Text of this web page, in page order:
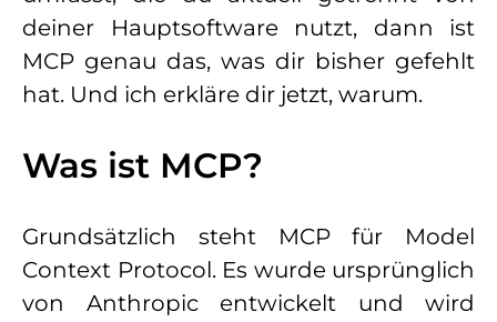
deiner Hauptsoftware nutzt, dann ist
MCP genau das, was dir bisher gefehlt
hat. Und ich erkläre dir jetzt, warum.
Was ist MCP?
Grundsätzlich steht MCP für Model
Context Protocol. Es wurde ursprünglich
von Anthropic entwickelt und wird